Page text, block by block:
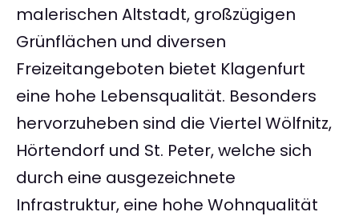
malerischen Altstadt, großzügigen
Grünflächen und diversen
Freizeitangeboten bietet Klagenfurt
eine hohe Lebensqualität. Besonders
hervorzuheben sind die Viertel Wölfnitz,
Hörtendorf und St. Peter, welche sich
durch eine ausgezeichnete
Infrastruktur, eine hohe Wohnqualität